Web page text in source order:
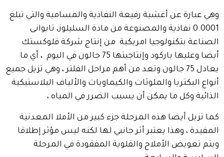
وهي عبارة عن أغشية رفيعة النفاذية والمسامية والتي تبلغ
0.0001 نفاذية والمصنوعة من مادة السليلوز، تايوانى
الصناعة بتكنولوجيا امريكية من إنتاج شركة فلوكستك
أيضا وعليها باركود وإنتاجيتها 75 جالون في اليوم ، أي ما
يعادل 75 جالون وتعد من أهم مراحل الفلتر ، وهي تزيل جميع
أنواع البكتريا والملوثات والكيماويات والألياف البلاستيكية
الذائبة وكل ما يمكن أن يسبب الضرر في المياه ،
كما تزيل أيضا هذه المرحلة جزء كبير من الأملا المعدنية
المفيدة ، وهذا يعتبر أثر جانبي لها لكنه ليس مؤثر إطلاقا
ويتم تعويض الأملاح والقلوية المفقودة في المرحلة